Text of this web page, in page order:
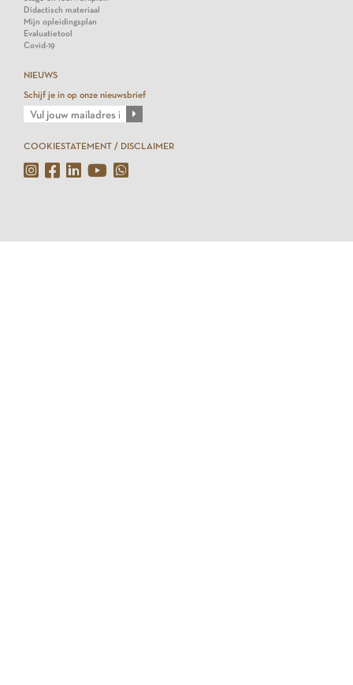
Didactisch materiaal
Mijn opleidingsplan
Evaluatietool
Covid-19
NIEUWS
Schijf je in op onze nieuwsbrief
COOKIESTATEMENT / DISCLAIMER